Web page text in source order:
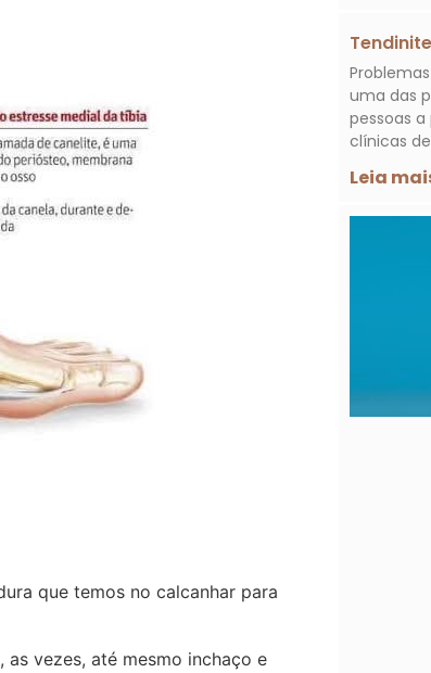
que temos no calcanhar para
vezes, até mesmo inchaço e
uma das
pessoas
clínicas
Leia